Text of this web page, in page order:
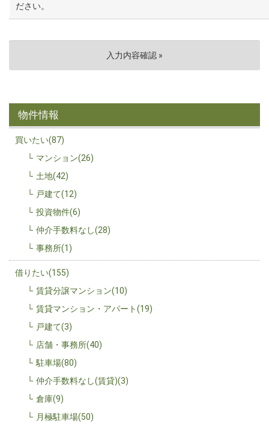
ださい。
物件情報
買いたい(87)
マンション(26)
土地(42)
戸建て(12)
投資物件(6)
仲介手数料なし(28)
事務所(1)
借りたい(155)
賃貸分譲マンション(10)
賃貸マンション・アパート(19)
戸建て(3)
店舗・事務所(40)
駐車場(80)
仲介手数料なし(賃貸)(3)
倉庫(9)
月極駐車場(50)